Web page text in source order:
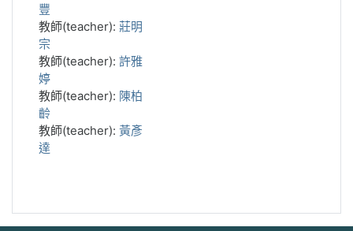
豐
教師(teacher): 莊明
宗
教師(teacher): 許雅
婷
教師(teacher): 陳柏
齡
教師(teacher): 黃彥
達